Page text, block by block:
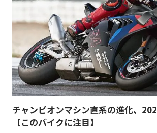
チャンピオンマシン直系の進化、
【このバイクに注目】